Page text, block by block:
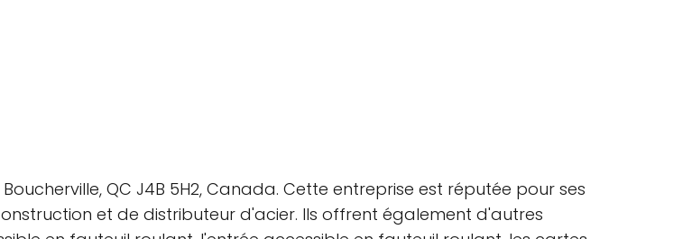
QC J4B 5H2, Canada. Cette entreprise est réputée pour ses
et de distributeur d'acier. Ils offrent également d'autres